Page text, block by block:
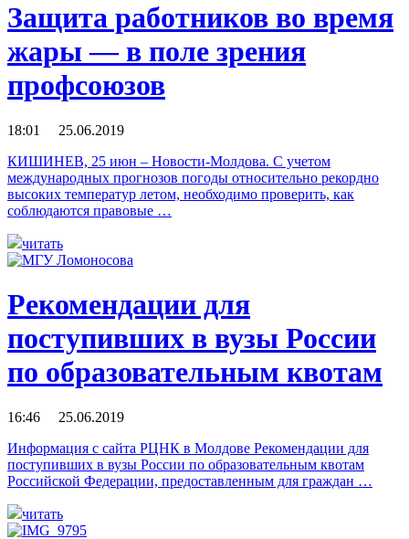
Защита работников во время
жары — в поле зрения
профсоюзов
18:01 25.06.2019
КИШИНЕВ, 25 июн – Новости-Молдова. С учетом
международных прогнозов погоды относительно рекордно
высоких температур летом, необходимо проверить, как
соблюдаются правовые …
читать
Рекомендации для
поступивших в вузы России
по образовательным квотам
16:46 25.06.2019
Информация с сайта РЦНК в Молдове Рекомендации для
поступивших в вузы России по образовательным квотам
Российской Федерации, предоставленным для граждан …
читать